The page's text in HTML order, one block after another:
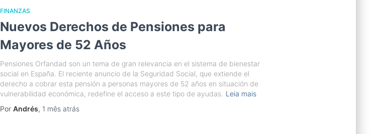
FINANZAS
Nuevos Derechos de Pensiones para
Mayores de 52 Años
Pensiones Orfandad son un tema de gran relevancia en el sistema de bienestar
social en España. El reciente anuncio de la Seguridad Social, que extiende el
derecho a cobrar esta pensión a personas mayores de 52 años en situación de
vulnerabilidad económica, redefine el acceso a este tipo de ayudas. Leia mais
Por Andrés, 1 mêsatrás